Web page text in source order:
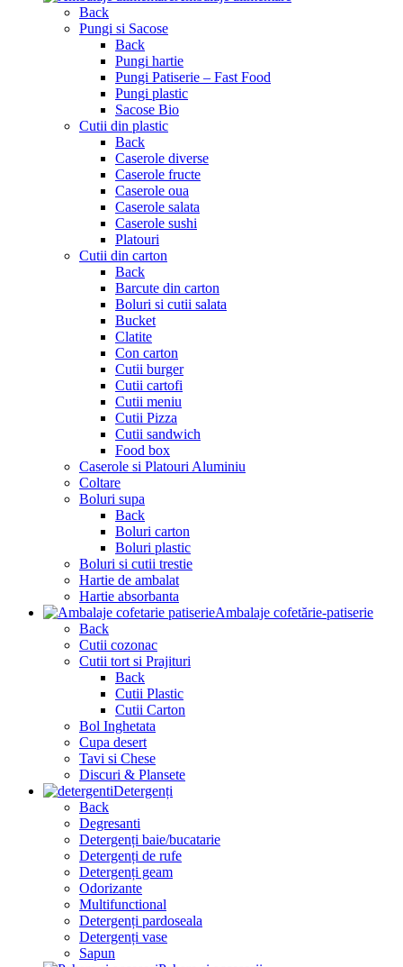
Back
Pungi si Sacose
Back
Pungi hartie
Pungi Patiserie – Fast Food
Pungi plastic
Sacose Bio
Cutii din plastic
Back
Caserole diverse
Caserole fructe
Caserole oua
Caserole salata
Caserole sushi
Platouri
Cutii din carton
Back
Barcute din carton
Boluri si cutii salata
Bucket
Clatite
Con carton
Cutii burger
Cutii cartofi
Cutii meniu
Cutii Pizza
Cutii sandwich
Food box
Caserole si Platouri Aluminiu
Coltare
Boluri supa
Back
Boluri carton
Boluri plastic
Boluri si cutii trestie
Hartie de ambalat
Hartie absorbanta
Ambalaje cofetărie-patiserie
Back
Cutii cozonac
Cutii tort si Prajituri
Back
Cutii Plastic
Cutii Carton
Bol Inghetata
Cupa desert
Tavi si Chese
Discuri & Plansete
Detergenți
Back
Degresanti
Detergenți baie/bucatarie
Detergenți de rufe
Detergenți geam
Odorizante
Multifunctional
Detergenți pardoseala
Detergenți vase
Sapun